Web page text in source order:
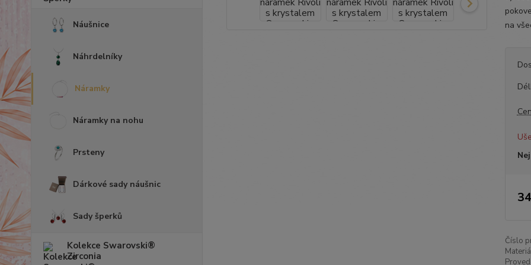
Náušnice
Náhrdelníky
Náramky
Náramky na nohu
Prsteny
Dárkové sady náušnic
Sady šperků
Kolekce Swarovski®
Zirconia
na
Číslo